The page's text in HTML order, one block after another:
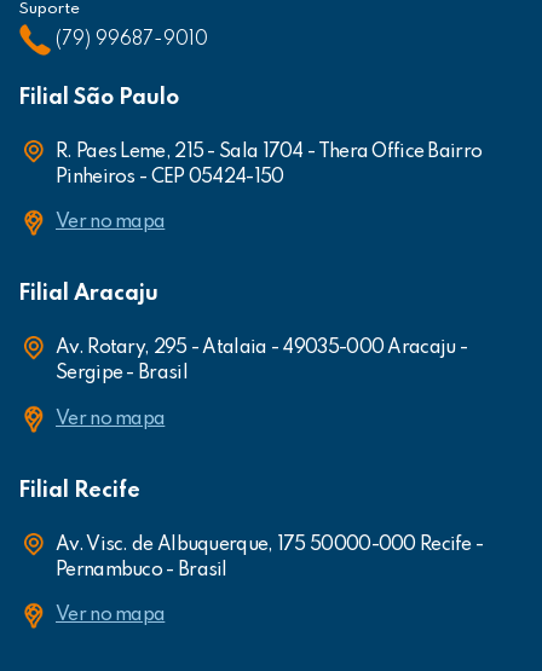
Suporte
(79) 99687-9010
Filial São Paulo
R. Paes Leme, 215 - Sala 1704 - Thera Office Bairro
Pinheiros - CEP 05424-150
Ver no mapa
Filial Aracaju
Av. Rotary, 295 - Atalaia - 49035-000 Aracaju -
Sergipe - Brasil
Ver no mapa
Filial Recife
Av. Visc. de Albuquerque, 175 50000-000 Recife -
Pernambuco - Brasil
Ver no mapa